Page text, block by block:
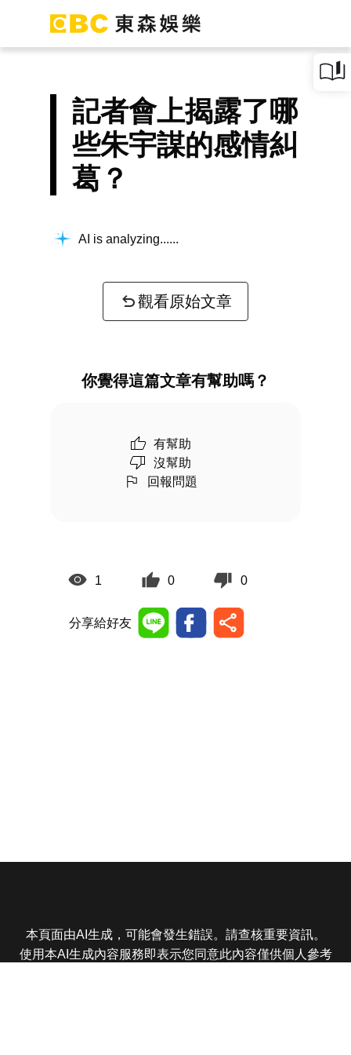
記者會上揭露了哪
些朱宇謀的感情糾
葛？
AI is analyzing...
觀看原始文章
你覺得這篇文章有幫助嗎？
有幫助
沒幫助
回報問題
1 0 0
分享給好友
本頁面由AI生成，可能會發生錯誤。請查核重要資訊。
使用本AI生成內容服務即表示您同意此內容僅供個人參考